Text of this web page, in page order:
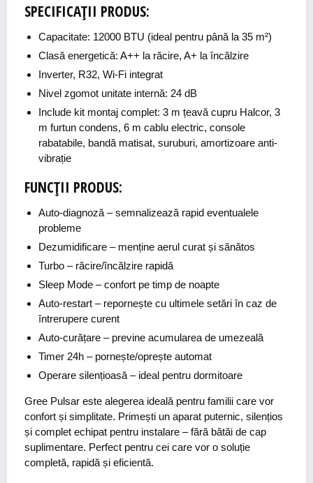
SPECIFICAȚII PRODUS:
Capacitate: 12000 BTU (ideal pentru până la 35 m²)
Clasă energetică: A++ la răcire, A+ la încălzire
Inverter, R32, Wi-Fi integrat
Nivel zgomot unitate internă: 24 dB
Include kit montaj complet: 3 m țeavă cupru Halcor, 3
m furtun condens, 6 m cablu electric, console
rabatabile, bandă matisat, suruburi, amortizoare anti-
vibrație
FUNCȚII PRODUS:
Auto-diagnoză – semnalizează rapid eventualele
probleme
Dezumidificare – menține aerul curat și sănătos
Turbo – răcire/încălzire rapidă
Sleep Mode – confort pe timp de noapte
Auto-restart – repornește cu ultimele setări în caz de
întrerupere curent
Auto-curățare – previne acumularea de umezeală
Timer 24h – pornește/oprește automat
Operare silențioasă – ideal pentru dormitoare
Gree Pulsar este alegerea ideală pentru familii care vor
confort și simplitate. Primești un aparat puternic, silențios
și complet echipat pentru instalare – fără bătăi de cap
suplimentare. Perfect pentru cei care vor o soluție
completă, rapidă și eficientă.